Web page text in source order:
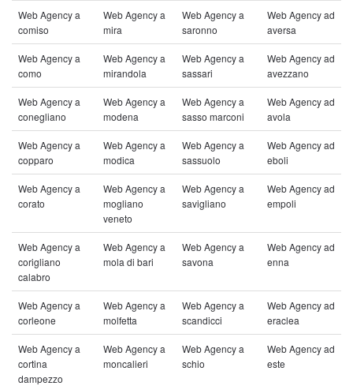
Web Agency a
comiso
Web Agency a
mira
Web Agency a
saronno
Web Agency ad
aversa
Web Agency a
como
Web Agency a
mirandola
Web Agency a
sassari
Web Agency ad
avezzano
Web Agency a
conegliano
Web Agency a
modena
Web Agency a
sasso marconi
Web Agency ad
avola
Web Agency a
copparo
Web Agency a
modica
Web Agency a
sassuolo
Web Agency ad
eboli
Web Agency a
corato
Web Agency a
mogliano
veneto
Web Agency a
savigliano
Web Agency ad
empoli
Web Agency a
corigliano
calabro
Web Agency a
mola di bari
Web Agency a
savona
Web Agency ad
enna
Web Agency a
corleone
Web Agency a
molfetta
Web Agency a
scandicci
Web Agency ad
eraclea
Web Agency a
cortina
dampezzo
Web Agency a
moncalieri
Web Agency a
schio
Web Agency ad
este